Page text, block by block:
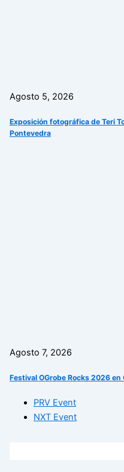
Agosto 5, 2026
Exposición fotográfica de Teri
Pontevedra
Agosto 7, 2026
Festival OGrobe Rocks 2026 en
PRV Event
NXT Event